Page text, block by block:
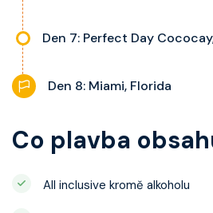
Den 7: Perfect Day
Den 8: Miami, Florida
Co plavba
All inclusive kromě alkoholu